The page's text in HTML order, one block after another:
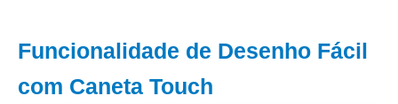
Funcionalidade de Desenho Fácil
com Caneta Touch